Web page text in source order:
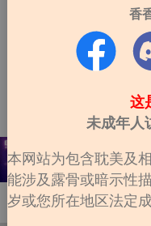
开始阅读
详情
香
这
未成年人
本网站为包含耽美及
能涉及露骨或暗示性
岁或您所在地区法定